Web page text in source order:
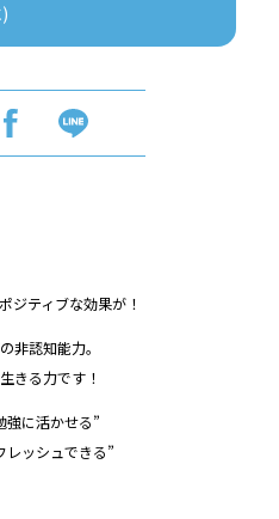
ジティブな効果が！
非認知能力。
きる力です！
強に活かせる”
レッシュできる”